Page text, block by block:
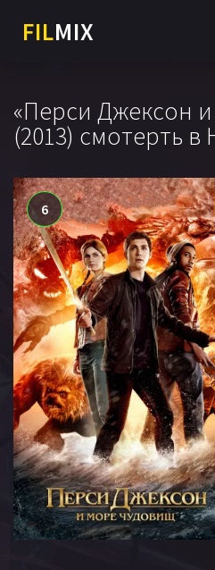
FILMIX
«Перси Джексон
(2013) смотерть в
6